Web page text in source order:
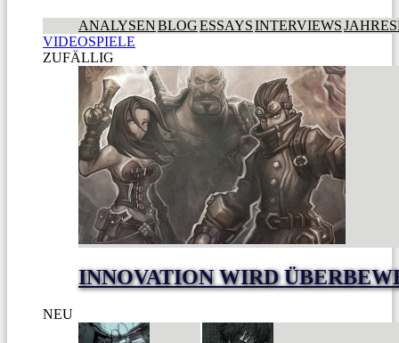
ANALYSENBLOGESSAYSINTERVIEWS
VIDEOSPIELE
ZUFÄLLIG
INNOVATION WIRD
NEU